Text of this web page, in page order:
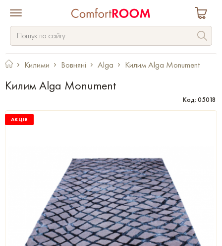
Килими Вовняні Alga Килим Alga Monument
Килим Alga Monument
Код: 05018
АКЦІЯ